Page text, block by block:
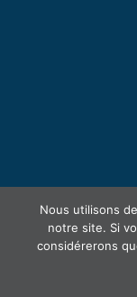
Nous utilisons
notre site. Si
considérerons